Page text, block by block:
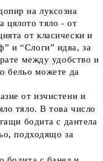
на луксозна
цялото тяло - от
от класически и
и “Слоги” идва, за
между удобство и
бельо можете да
от изчистени и
тяло. В това число
бодита с дантела
подходящо за